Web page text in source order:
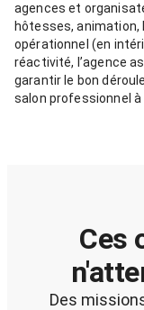
agences et
hôtesses,
opérationnel (en
réactivité, l’agence
garantir le bon
salon professionnel à
Ces
Des